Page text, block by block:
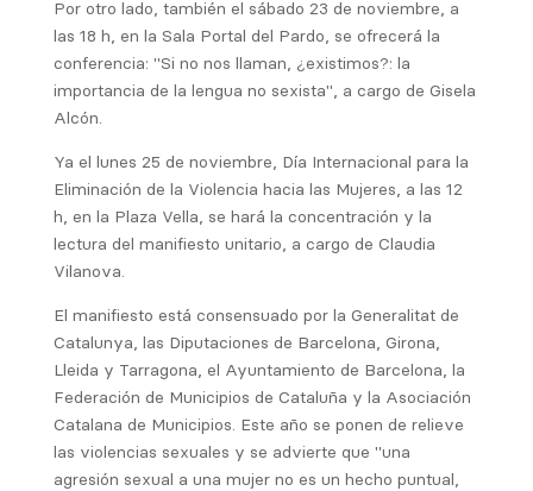
Por otro lado, también el sábado 23 de noviembre, a
las 18 h, en la Sala Portal del Pardo, se ofrecerá la
conferencia: "Si no nos llaman, ¿existimos?: la
importancia de la lengua no sexista", a cargo de Gisela
Alcón.
Ya el lunes 25 de noviembre, Día Internacional para la
Eliminación de la Violencia hacia las Mujeres, a las 12
h, en la Plaza Vella, se hará la concentración y la
lectura del manifiesto unitario, a cargo de Claudia
Vilanova.
El manifiesto está consensuado por la Generalitat de
Catalunya, las Diputaciones de Barcelona, ​​Girona,
Lleida y Tarragona, el Ayuntamiento de Barcelona, ​​la
Federación de Municipios de Cataluña y la Asociación
Catalana de Municipios. Este año se ponen de relieve
las violencias sexuales y se advierte que "una
agresión sexual a una mujer no es un hecho puntual,